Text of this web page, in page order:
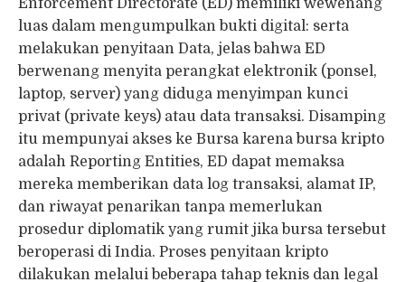
Enforcement Directorate (ED) memiliki wewenang
luas dalam mengumpulkan bukti digital: serta
melakukan penyitaan Data, jelas bahwa ED
berwenang menyita perangkat elektronik (ponsel,
laptop, server) yang diduga menyimpan kunci
privat (private keys) atau data transaksi. Disamping
itu mempunyai akses ke Bursa karena bursa kripto
adalah Reporting Entities, ED dapat memaksa
mereka memberikan data log transaksi, alamat IP,
dan riwayat penarikan tanpa memerlukan
prosedur diplomatik yang rumit jika bursa tersebut
beroperasi di India. Proses penyitaan kripto
dilakukan melalui beberapa tahap teknis dan legal